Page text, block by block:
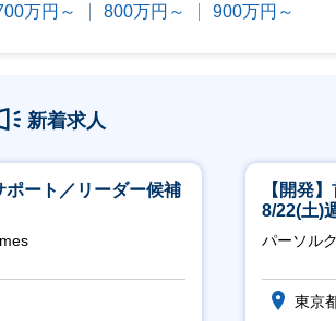
万円～ 800万円～ 900万円～
新着求人
ポート／リーダー候補
【開発
8/22(土)
パーソル
東京